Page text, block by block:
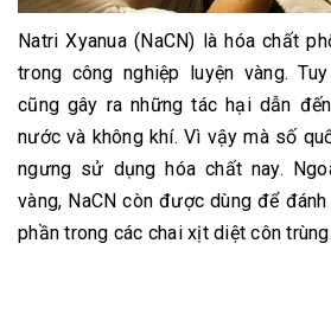
Natri Xyanua (NaCN) là hóa chất
trong công nghiệp luyện vàng.
cũng gây ra những tác hại dẫn
nước và không khí. Vì vậy mà số
ngưng sử dụng hóa chất nay.
vàng, NaCN còn được dùng để
phần trong các chai xịt diệt côn